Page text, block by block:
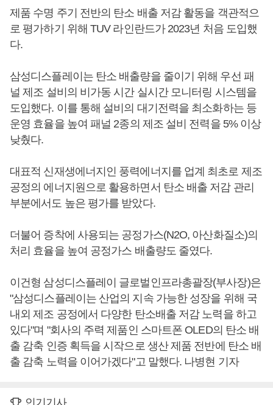
제품 수명 주기 전반의 탄소 배출 저감 활동을 객관적으
로 평가하기 위해 TUV 라인란드가 2023년 처음 도입했
다.
삼성디스플레이는 탄소 배출량을 줄이기 위해 우선 패
널 제조 설비의 비가동 시간 실시간 모니터링 시스템을
도입했다. 이를 통해 설비의 대기전력을 최소화하는 등
운영 효율을 높여 패널 2종의 제조 설비 전력을 5% 이상
낮췄다.
대표적 신재생에너지인 풍력에너지를 업계 최초로 제조
공정의 에너지원으로 활용하면서 탄소 배출 저감 관리
부분에서도 높은 평가를 받았다.
더불어 증착에 사용되는 공정가스(N2O, 아산화질소)의
처리 효율을 높여 공정가스 배출량도 줄였다.
이건형 삼성디스플레이 글로벌인프라총괄장(부사장)은
"삼성디스플레이는 산업의 지속 가능한 성장을 위해 국
내외 제조 공정에서 다양한 탄소배출 저감 노력을 하고
있다"며 "회사의 주력 제품인 스마트폰 OLED의 탄소 배
출 감축 인증 획득을 시작으로 생산 제품 전반에 탄소 배
출 감축 노력을 이어가겠다"고 말했다. 나병현 기자
인기기사